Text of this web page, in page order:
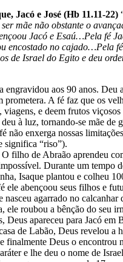
Jacó e José (Hb 11.11-22)
mãe não obstante o
Jacó e Esaú…Pela fé
encostado no cajado…Pela
de Israel do Egito e deu
engravidou aos 90 anos. Deu
prometera. A fé faz que os
viagens, e deem frutos
à luz, tornando-se mãe de
não enxerga nossas
significa “riso”).
O filho de Abraão aprendeu
Durante um tempo
Isaque plantou e colheu
ele abençoou seus filhos e
nasceu agarrado no calcanhar
ele roubou a bênção do seu
Deus apareceu para Jacó em
de Labão, Deus revelou a
finalmente Deus o encontrou
e lhe deu o nome de